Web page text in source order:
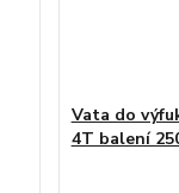
Vata do
4T balení